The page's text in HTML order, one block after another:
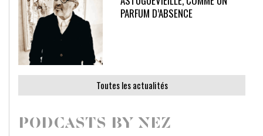
PARFUM D’ABSENCE
Toutes les actualités
PODCASTS BY NEZ